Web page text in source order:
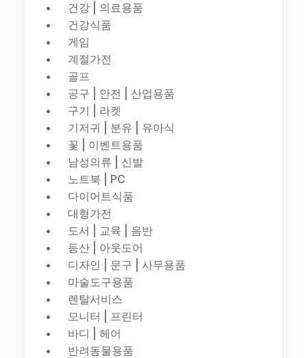
건강 | 의료용품
건강식품
게임
계절가전
골프
공구 | 안전 | 산업용품
구기 | 라켓
기저귀 | 분유 | 유아식
꽃 | 이벤트용품
남성의류 | 신발
노트북 | PC
다이어트식품
대형가전
도서 | 교육 | 음반
등산 | 아웃도어
디자인 | 문구 | 사무용품
마술도구용품
렌탈서비스
모니터 | 프린터
바디 | 헤어
반려동물용품